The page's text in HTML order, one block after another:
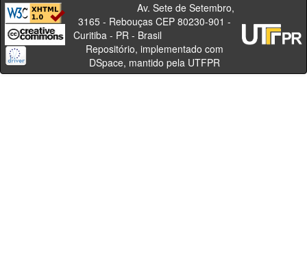
Av. Sete de Setembro,
3165 - Rebouças CEP 80230-901 -
Curitiba - PR - Brasil
Repositório, implementado com
DSpace, mantido pela UTFPR